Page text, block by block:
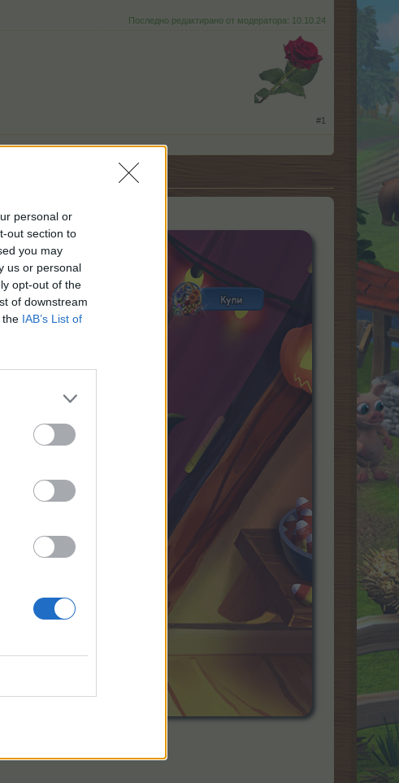
personal or
out section to
you may
us or personal
opt-out of the
of downstream
the IAB’s List of
Последно редактирано от модератора: 10.10.24
#1